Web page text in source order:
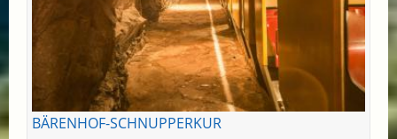
BÄRENHOF-SCHNUPPERKUR